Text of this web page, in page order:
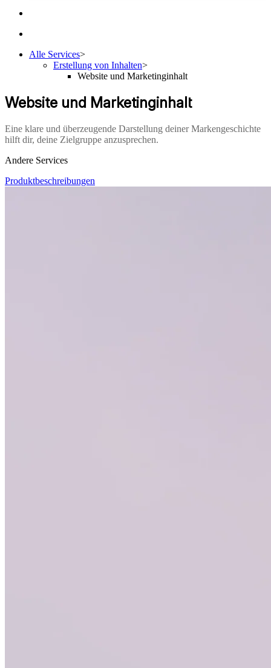
Alle Services>
Erstellung von Inhalten>
Website und Marketinginhalt
Website und Marketinginhalt
Eine klare und überzeugende Darstellung deiner Markengeschichte
hilft dir, deine Zielgruppe anzusprechen.
Andere Services
Produktbeschreibungen